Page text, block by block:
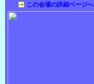
この会場の詳細ページへ